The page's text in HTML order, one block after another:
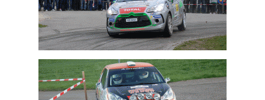
Jonathan Scheidegger